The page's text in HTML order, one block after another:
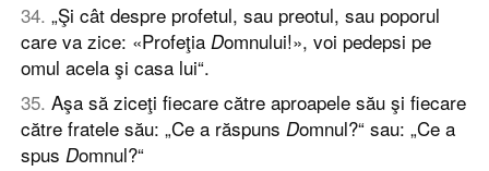
34. „Şi cât despre profetul, sau preotul, sau poporul
care va zice: «Profeţia Domnului!», voi pedepsi pe
omul acela şi casa lui“.
35. Aşa să ziceţi fiecare către aproapele său şi fiecare
către fratele său: „Ce a răspuns Domnul?“ sau: „Ce a
spus Domnul?“